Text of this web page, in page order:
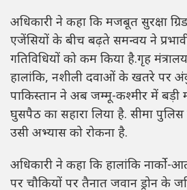
अधिकारी ने कहा कि मजबूत सुरक्षा
एजेंसियों के बीच बढ़ते समन्वय ने
गतिविधियों को कम किया है.गृह
हालांकि, नशीली दवाओं के खतरे पर
पाकिस्तान ने अब जम्मू-कश्मीर में बड़ी
घुसपैठ का सहारा लिया है. सीमा पुलिस
उसी अभ्यास को रोकना है.
अधिकारी ने कहा कि हालांकि नार्को-
पर चौकियों पर तैनात जवान ड्रोन के